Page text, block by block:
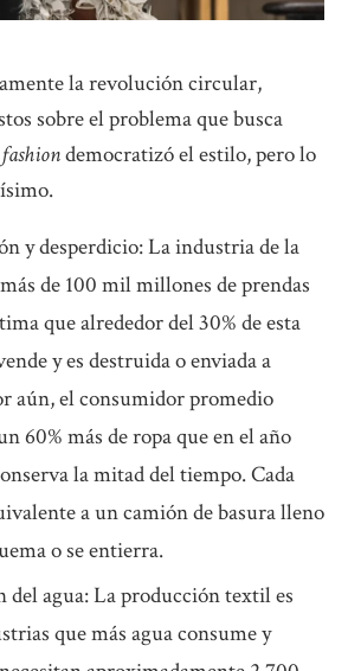
la revolución circular,
sobre el problema que busca
democratizó el estilo, pero lo
y desperdicio: La industria de la
de 100 mil millones de prendas
que alrededor del 30% de esta
y es destruida o enviada a
aún, el consumidor promedio
60% más de ropa que en el año
la mitad del tiempo. Cada
a un camión de basura lleno
o se entierra.
del agua: La producción textil es
que más agua consume y